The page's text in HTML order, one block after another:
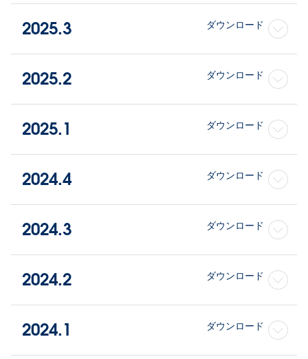
2025.3 ダウンロード
2025.2 ダウンロード
2025.1 ダウンロード
2024.4 ダウンロード
2024.3 ダウンロード
2024.2 ダウンロード
2024.1 ダウンロード